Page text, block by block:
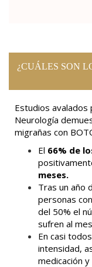
¿CUÁLES SON
Estudios avalados
Neurología
migrañas con
El 66% de
meses.
Tras un año
personas
del 50% el
sufren al
En casi
intensidad,
medicación